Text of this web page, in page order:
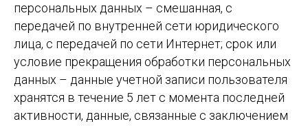
персональных данных – смешанная, с
передачей по внутренней сети юридического
лица, с передачей по сети Интернет; срок или
условие прекращения обработки персональных
данных – данные учетной записи пользователя
хранятся в течение 5 лет с момента последней
активности, данные, связанные с заключением